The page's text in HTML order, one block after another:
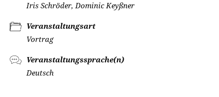
Iris Schröder, Dominic Keyßner
Veranstaltungsart
Vortrag
Veranstaltungssprache(n)
Deutsch